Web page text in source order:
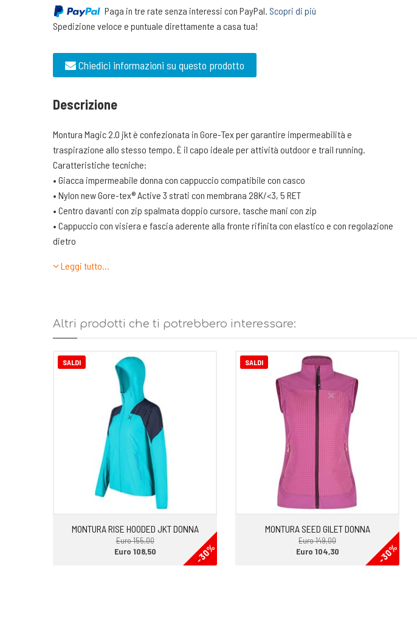
Paga in tre rate senza interessi con PayPal. Scopri di più
Spedizione veloce e puntuale direttamente a casa tua!
Chiedici informazioni su questo prodotto
Descrizione
Montura Magic 2.0 jkt è confezionata in Gore-Tex per garantire impermeabilità e
traspirazione allo stesso tempo. È il capo ideale per attività outdoor e trail running.
Caratteristiche tecniche:
• Giacca impermeabile donna con cappuccio compatibile con casco
• Nylon new Gore-tex® Active 3 strati con membrana 28K/<3, 5 RET
• Centro davanti con zip spalmata doppio cursore, tasche mani con zip
• Cappuccio con visiera e fascia aderente alla fronte rifinita con elastico e con regolazione
dietro
• Polsi regolabili tramite velcro
• Capo comprimibile nell'apposita mini bag in dotazione
• Capo ideale per tutte le attività outdoor dinamiche, alpinismo e arrampicata
Leggi tutto…
Altri prodotti che ti potrebbero interessare:
SALDI
MONTURA RISE HOODED JKT DONNA
Euro 155,00
-30%
Euro 108,50
SALDI
MONTURA SEED GILET DONNA
Euro 149,00
-30%
Euro 104,30